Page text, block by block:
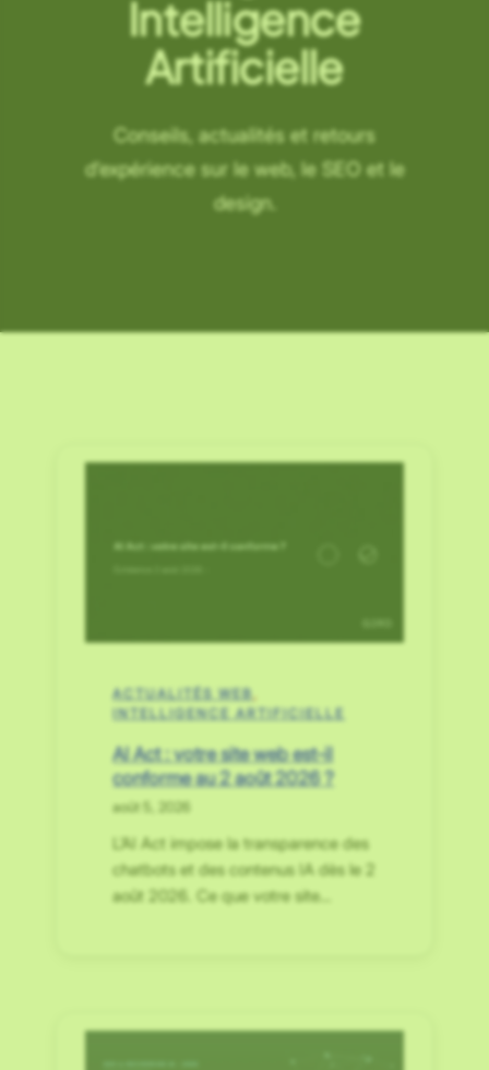
Intelligence
Artificielle
Conseils, actualités et retours
d’expérience sur le web, le SEO et le
design.
ACTUALITÉS WEB
INTELLIGENCE ARTIFICIELLE
AI Act : votre site web est-il
conforme au 2 août 2026 ?
août 5, 2026
L’AI Act impose la transparence des
chatbots et des contenus IA dès le 2
août 2026. Ce que votre site…